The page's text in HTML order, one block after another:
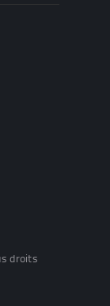
droits